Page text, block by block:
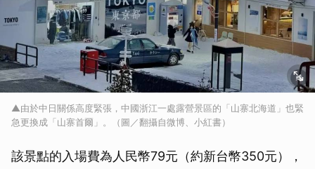
▲由於中日關係高度緊張，中國浙江一處露營景區的「山寨北海道」也緊
急更換成「山寨首爾」。（圖／翻攝自微博、小紅書）
該景點的入場費為人民幣79元（約新台幣350元），